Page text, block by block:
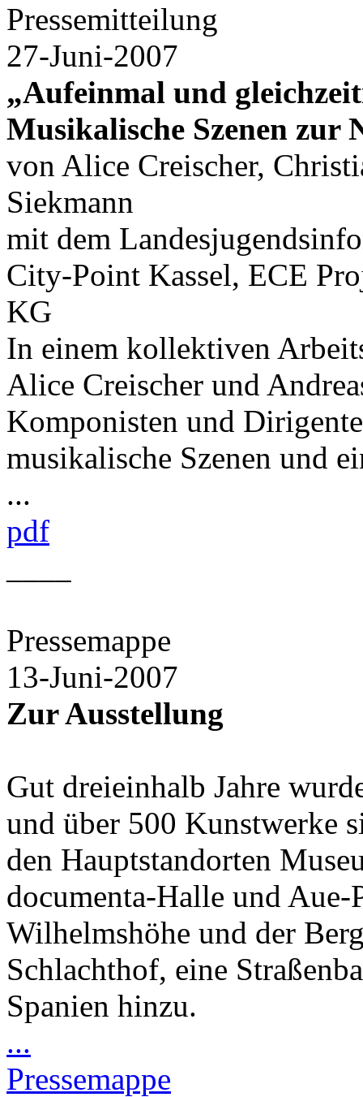
Pressemitteilung
27-Juni-2007
„Aufeinmal und
Musikalische Szenen zur
von Alice Creischer,
Siekmann
mit dem
City-Point Kassel, ECE
KG
In einem kollektiven
Alice Creischer und
Komponisten und
musikalische Szenen und
...
pdf
Pressemappe
13-Juni-2007
Zur Ausstellung
Gut dreieinhalb Jahre
und über 500 Kunstwerke
den Hauptstandorten
documenta-Halle und
Wilhelmshöhe und der
Schlachthof, eine
Spanien hinzu.
...
Pressemappe